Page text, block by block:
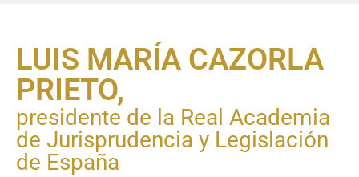
LUIS MARÍA CAZORLA
PRIETO,
presidente de la Real Academia
de Jurisprudencia y Legislación
de España